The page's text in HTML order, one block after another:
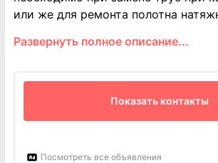
Развернуть полное описание...
или же для ремонта полотна
натяжного потолка!
для страховой!
Опыт работы более 15 лет!
Показать контакты
Посмотреть все объявления